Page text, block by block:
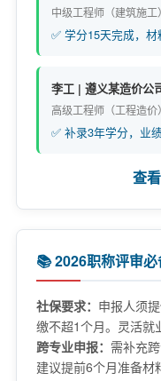
中级工程师（建筑施
✅ 学分15天完成，
李工 | 遵义某造价公
高级工程师（工程造价
✅ 补录3年学分，业
查
📚 2026职称评审
社保要求： 申报人须
缴不超1个月。灵活就
跨专业申报： 需补充
建议提前6个月准备材